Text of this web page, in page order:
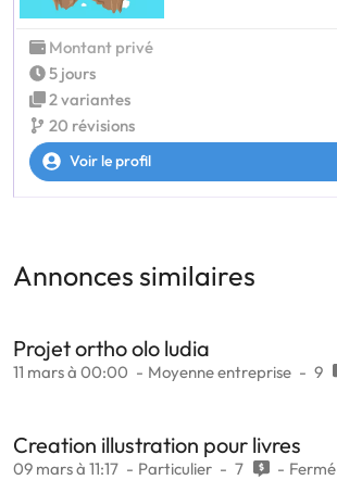
Montant privé
5 jours
2 variantes
20 révisions
Voir le profil
Annonces similaires
Projet ortho olo ludia
11 mars à 00:00 Moyenne entreprise 9
Creation illustration pour livres
09 mars à 11:17 Particulier 7 Fermé